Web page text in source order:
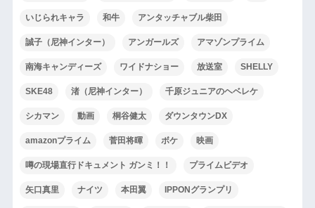
いじられキャラ 和牛 アンタッチャブル柴田
誠子（尼神インター） アンガールズ アマゾンプライム
南海キャンディーズ ワイドナショー 放送室 SHELLY
SKE48 渚（尼神インター） 千原ジュニアのヘベレケ
シカマン 動画 桐谷健太 ダウンタウンDX
amazonプライム 菅田将暉 ボケ 映画
噂の現場直行ドキュメント ガンミ！！ プライムビデオ
矢口真里 ナイツ 本田翼 IPPONグランプリ